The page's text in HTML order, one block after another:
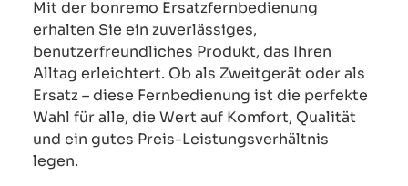
Mit der bonremo Ersatzfernbedienung
erhalten Sie ein zuverlässiges,
benutzerfreundliches Produkt, das Ihren
Alltag erleichtert. Ob als Zweitgerät oder als
Ersatz – diese Fernbedienung ist die perfekte
Wahl für alle, die Wert auf Komfort, Qualität
und ein gutes Preis-Leistungsverhältnis
legen.